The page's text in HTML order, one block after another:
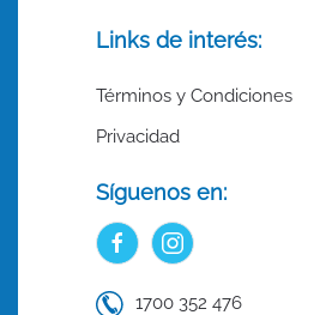
Links de interés:
Términos y Condiciones
Privacidad
Síguenos en:
1700 352 476